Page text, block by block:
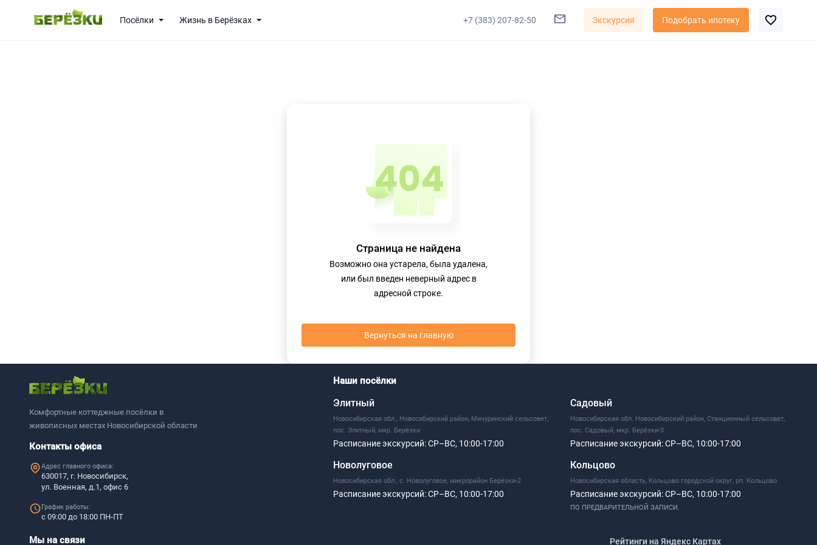
Посёлки Жизнь в Берёзках +7 (383) 207-82-50 Экскурсия Подобрать ипотеку
Страница не найдена
Возможно она устарела, была удалена,
или был введен неверный адрес в
адресной строке.
Вернуться на главную
Комфортные коттеджные посёлки в
живописных местах Новосибирской области
Контакты офиса
Адрес главного офиса:
630017, г. Новосибирск,
ул. Военная, д.1, офис 6
График работы:
с 09:00 до 18:00 ПН-ПТ
Наши посёлки
Элитный
Новосибирская обл., Новосибирский район, Мичуринский сельсовет,
пос. Элитный, мкр. Берёзки
Расписание экскурсий:СР–ВС, 10:00-17:00
Новолуговое
Новосибирская обл., с. Новолуговое, микрорайон Берёзки-2
Расписание экскурсий:СР–ВС, 10:00-17:00
Садовый
Новосибирская обл. Новосибирский район, Станционный сельсовет,
пос. Садовый, мкр. Берёзки-3
Расписание экскурсий:СР–ВС, 10:00-17:00
Кольцово
Новосибирская область, Кольцово городской округ, рп. Кольцово
Расписание экскурсий:СР–ВС, 10:00-17:00
ПО ПРЕДВАРИТЕЛЬНОЙ ЗАПИСИ.
Мы на связи
Рейтинги на Яндекс Картах